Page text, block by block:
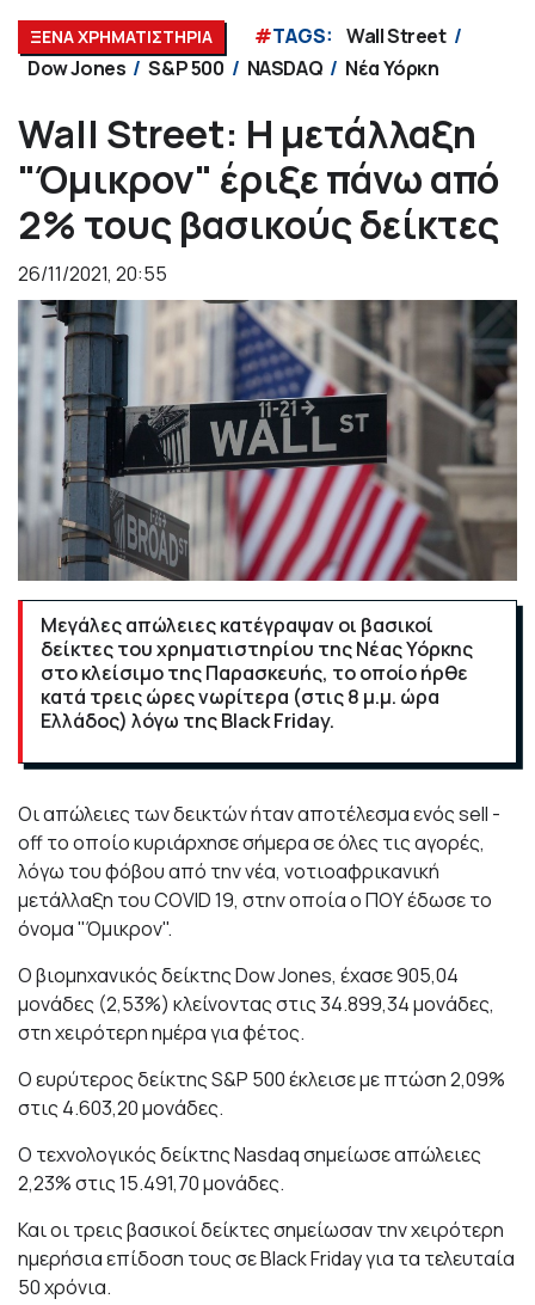
ΞΕΝΑ ΧΡΗΜΑΤΙΣΤΗΡΙΑ #TAGS: Wall Street
Dow Jones
S&P 500 NASDAQ Νέα Υόρκη
Wall Street: Η μετάλλαξη
"Όμικρον" έριξε πάνω από
2% τους βασικούς δείκτες
26/11/2021, 20:55
Μεγάλες απώλειες κατέγραψαν οι βασικοί
δείκτες του χρηματιστηρίου της Νέας Υόρκης
στο κλείσιμο της Παρασκευής, το οποίο ήρθε
κατά τρεις ώρες νωρίτερα (στις 8 μ.μ. ώρα
Ελλάδος) λόγω της Black Friday.
Οι απώλειες των δεικτών ήταν αποτέλεσμα ενός sell -
off το οποίο κυριάρχησε σήμερα σε όλες τις αγορές,
λόγω του φόβου από την νέα, νοτιοαφρικανική
μετάλλαξη του COVID 19, στην οποία ο ΠΟΥ έδωσε το
όνομα "Όμικρον".
Ο βιομηχανικός δείκτης Dow Jones, έχασε 905,04
μονάδες (2,53%) κλείνοντας στις 34.899,34 μονάδες,
στη χειρότερη ημέρα για φέτος.
Ο ευρύτερος δείκτης S&P 500 έκλεισε με πτώση 2,09%
στις 4.603,20 μονάδες.
Ο τεχνολογικός δείκτης Nasdaq σημείωσε απώλειες
2,23% στις 15.491,70 μονάδες.
Και οι τρεις βασικοί δείκτες σημείωσαν την χειρότερη
ημερήσια επίδοση τους σε Black Friday για τα τελευταία
50 χρόνια.